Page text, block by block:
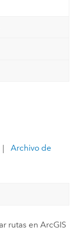
|
Archivo de
rutas en ArcGIS